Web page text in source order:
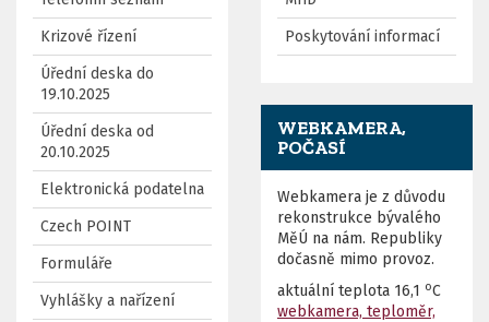
Krizové řízení
Úřední deska do
19.10.2025
Úřední deska od
20.10.2025
Elektronická podatelna
Czech POINT
Formuláře
Vyhlášky a nařízení
Poskytování informací
WEBKAMERA,
POČASÍ
Webkamera je z důvodu
rekonstrukce bývalého
MěÚ na nám. Republiky
dočasně mimo provoz.
aktuální teplota 16,1 oC
webkamera, teploměr,